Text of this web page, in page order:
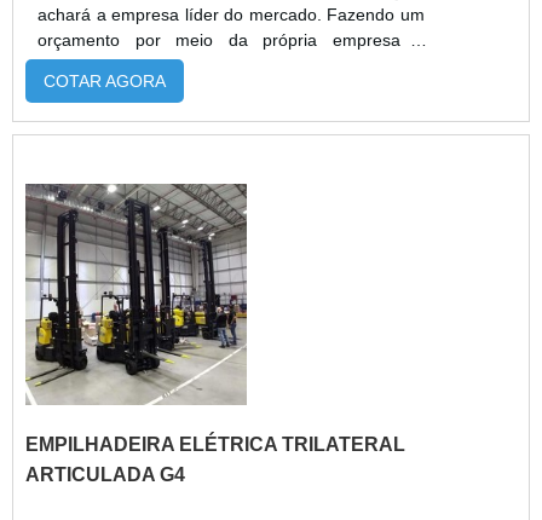
achará a empresa líder do mercado. Fazendo um
orçamento por meio da própria empresa e
achando a melhor em qualidade e custo
benefício. Quando o tema é empilhadeira eletrica
proteção com aumento da produtividade.MAIS
LOCAÇÃOHá muitas maneiras eficientes de
demonstrar compet...
COTAR AGORA
EMPILHADEIRA ELÉTRICA TRILATERAL
ARTICULADA G4